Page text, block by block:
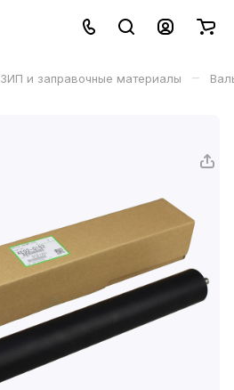
ЗИП и заправочные материалы –